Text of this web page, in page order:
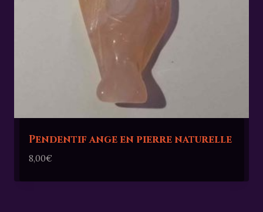
Pendentif ange en pierre naturelle
8,00€